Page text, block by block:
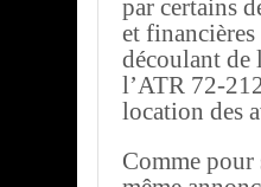
par certains
et financières
découlant de
l’ATR 72-
location des
Comme pour